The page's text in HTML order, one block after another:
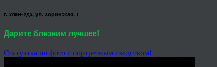
г. Улан-Удэ, ул. Хоринская, 1
Дарите близким лучшее!
Статуэтка по фото с портретным сходством!